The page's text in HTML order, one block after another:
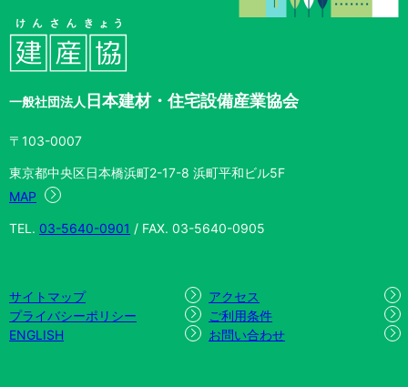
一般社団法人 日本建材・住宅設備産業協会
〒103-0007
東京都中央区日本橋浜町2-17-8 浜町平和ビル5F
MAP
TEL. 03-5640-0901 / FAX. 03-5640-0905
サイトマップ
アクセス
プライバシーポリシー
ご利用条件
ENGLISH
お問い合わせ